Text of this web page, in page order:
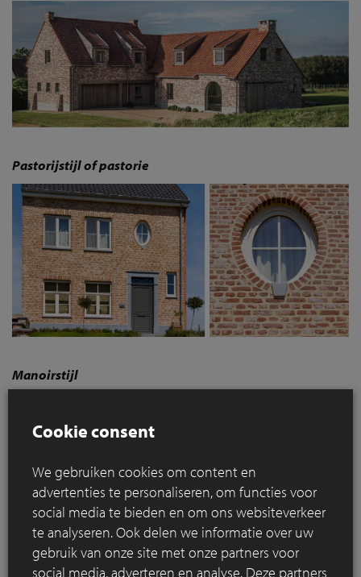
Pastorijstijl of pastorie
Manoirstijl
Cookie consent
We gebruiken cookies om content en
advertenties te personaliseren, om functies voor
social media te bieden en om ons websiteverkeer
te analyseren. Ook delen we informatie over uw
gebruik van onze site met onze partners voor
social media, adverteren en analyse. Deze partners